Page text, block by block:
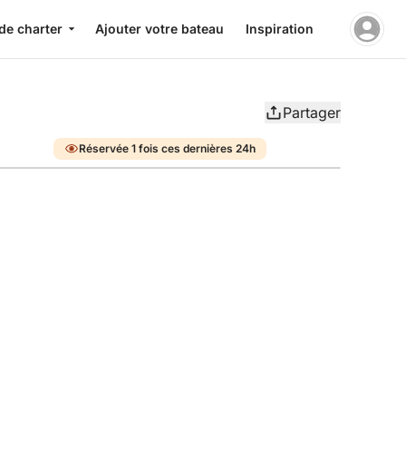
charter Ajouter votre bateau Inspiration
Partager
Réservée 1 fois ces dernières 24h